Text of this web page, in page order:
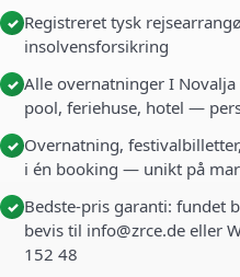
✓ Registreret tysk
insolvensforsikring
✓ Alle overnatninger I
pool, feriehuse, hotel —
✓ Overnatning,
i én booking — unikt på
✓ Bedste-pris garanti: fundet
bevis til info@zrce.de eller
152 48